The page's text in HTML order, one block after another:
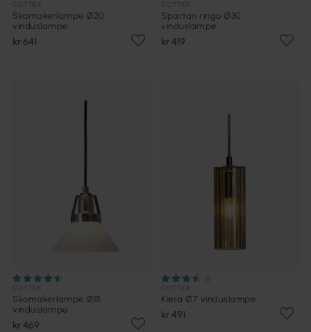
Skomakerlampe Ø20
vinduslampe
kr 641
Spartan ringo Ø30
vinduslampe
kr 419
Skomakerlampe Ø15
vinduslampe
kr 469
Kiera Ø7 vinduslampe
kr 491